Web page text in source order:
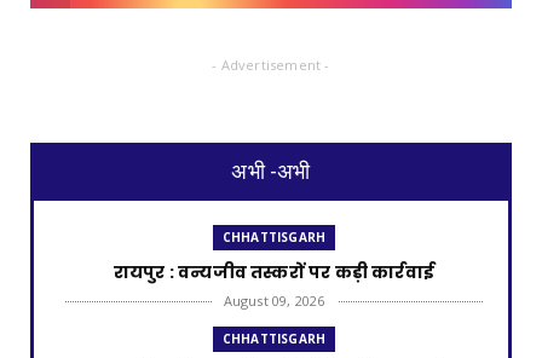
- Advertisement -
अभी -अभी
CHHATTISGARH
रायपुर : वन्यजीव तस्करों पर कड़ी कार्रवाई
August 09, 2026
CHHATTISGARH